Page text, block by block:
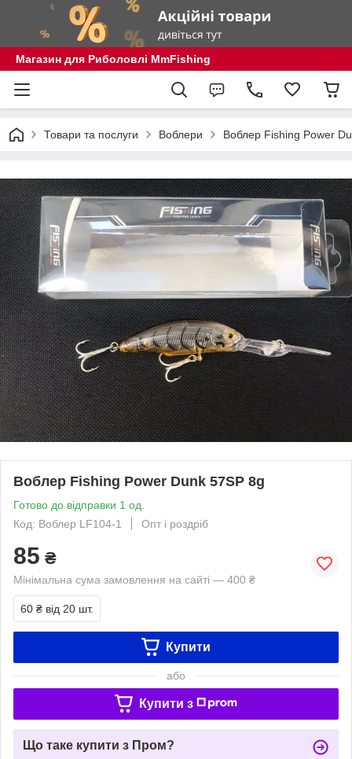
Магазин для Риболовлі MmFishing
Товари та послуги Воблери Воблер Fishing Power
Воблер Fishing Power Dunk 57SP 8g
Готово до відправки 1 од.
Код: Воблер LF104-1
Опт і роздріб
85 ₴
Мінімальна сума замовлення на сайті — 400 ₴
60 ₴ від 20 шт.
Купити
або
Купити з
Що таке купити з Пром?